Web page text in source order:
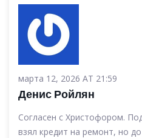
марта 12, 2026 AT 21:59
Денис Ройлян
Согласен с Христофором.
взял кредит на ремонт, но